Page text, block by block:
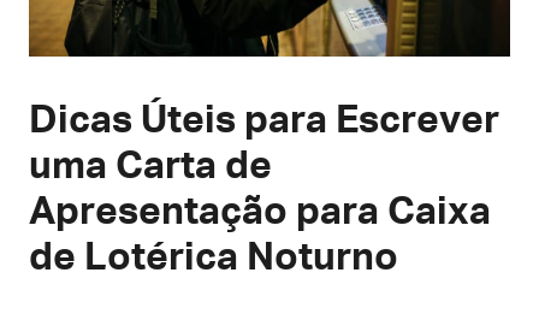
Dicas Úteis para Escrever
uma Carta de
Apresentação para Caixa
de Lotérica Noturno